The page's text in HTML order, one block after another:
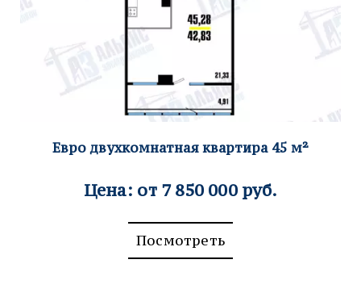
Евро двухкомнатная квартира 45 м²
Цена: от 7 850 000 руб.
Посмотреть